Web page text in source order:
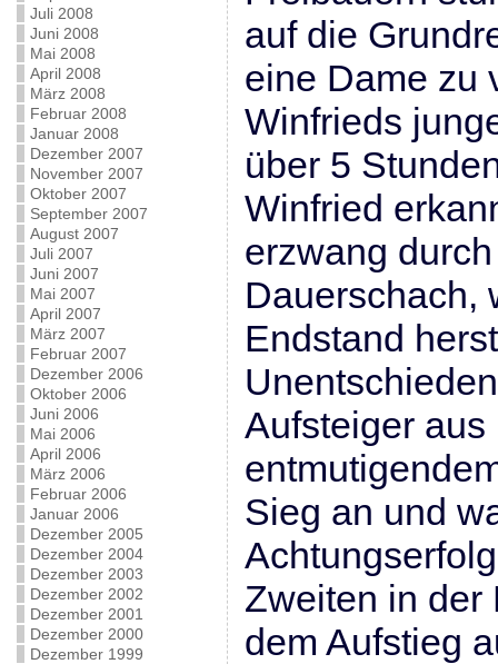
Juli 2008
Juni 2008
Mai 2008
April 2008
März 2008
Februar 2008
Januar 2008
Dezember 2007
November 2007
Oktober 2007
September 2007
August 2007
Juli 2007
Juni 2007
Mai 2007
April 2007
März 2007
Februar 2007
Dezember 2006
Oktober 2006
Juni 2006
Mai 2006
April 2006
März 2006
Februar 2006
Januar 2006
Dezember 2005
Dezember 2004
Dezember 2003
Dezember 2002
Dezember 2001
Dezember 2000
Dezember 1999
auf die
eine Dame zu
Winfrieds
über 5
Winfried
erzwang
Dauerschach,
Endstand
Aufsteiger
Sieg an und
Zweiten in der
dem Aufstieg